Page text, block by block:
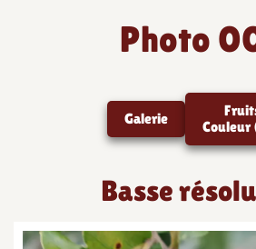
Photo
Galerie
Couleur
Basse